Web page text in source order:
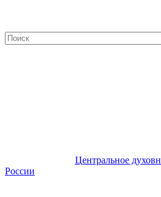
Центральное
России